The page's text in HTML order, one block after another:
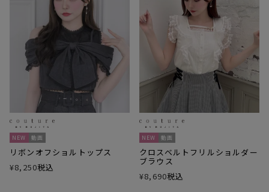
NEW 動画
リボンオフショルトップス
¥8,250税込
NEW 動画
クロスベルトフリルショルダー
ブラウス
¥8,690税込